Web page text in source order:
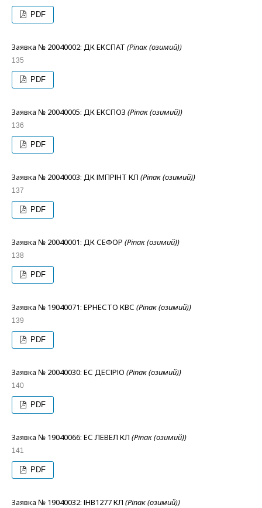
PDF
Заявка № 20040002: ДК ЕКСПАТ (Ріпак (озимий))
135
PDF
Заявка № 20040005: ДК ЕКСПОЗ (Ріпак (озимий))
136
PDF
Заявка № 20040003: ДК ІМПРІНТ КЛ (Ріпак (озимий))
137
PDF
Заявка № 20040001: ДК СЕФОР (Ріпак (озимий))
138
PDF
Заявка № 19040071: ЕРНЕСТО КВС (Ріпак (озимий))
139
PDF
Заявка № 20040030: ЕС ДЕСІРІО (Ріпак (озимий))
140
PDF
Заявка № 19040066: ЕС ЛЕВЕЛ КЛ (Ріпак (озимий))
141
PDF
Заявка № 19040032: ІНВ1277 КЛ (Ріпак (озимий))